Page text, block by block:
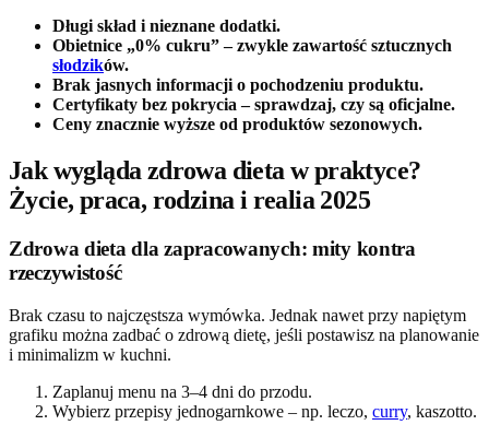
Długi skład i nieznane dodatki.
Obietnice „0% cukru” – zwykle zawartość sztucznych
słodzików.
Brak jasnych informacji o pochodzeniu produktu.
Certyfikaty bez pokrycia – sprawdzaj, czy są oficjalne.
Ceny znacznie wyższe od produktów sezonowych.
Jak wygląda zdrowa dieta w praktyce?
Życie, praca, rodzina i realia 2025
Zdrowa dieta dla zapracowanych: mity kontra
rzeczywistość
Brak czasu to najczęstsza wymówka. Jednak nawet przy napiętym
grafiku można zadbać o zdrową dietę, jeśli postawisz na planowanie
i minimalizm w kuchni.
Zaplanuj menu na 3–4 dni do przodu.
Wybierz przepisy jednogarnkowe – np. leczo, curry, kaszotto.